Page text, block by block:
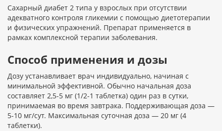
Сахарный диабет 2 типа у взрослых при отсутствии
адекватного контроля гликемии с помощью диетотерапии
и физических упражнений. Препарат применяется в
рамках комплексной терапии заболевания.
Способ применения и дозы
Дозу устанавливает врач индивидуально, начиная с
минимальной эффективной. Обычно начальная доза
составляет 2,5-5 мг (1/2-1 таблетка) один раз в сутки,
принимаемая во время завтрака. Поддерживающая доза —
5-10 мг/сут. Максимальная суточная доза — 20 мг (4
таблетки).